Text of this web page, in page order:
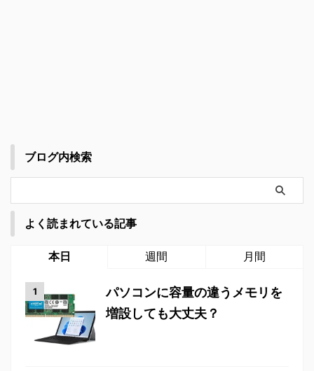
ブログ内検索
よく読まれている記事
本日 週間 月間
パソコンに容量の違うメモリを
増設しても大丈夫？